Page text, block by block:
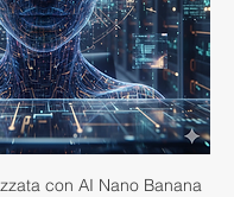
con AI Nano Banana